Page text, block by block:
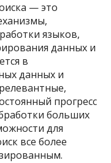
— это
языков,
данных и
в
данных и
прогресс
больших
для
все более